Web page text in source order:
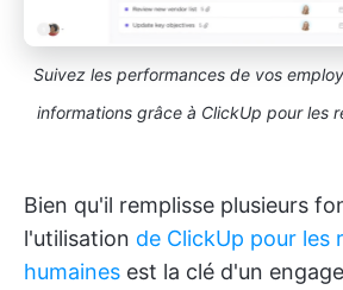
Suivez les performances de vos
informations grâce à ClickUp pour les
Bien qu'il remplisse plusieurs
l'utilisation de ClickUp pour les
humaines est la clé d'un